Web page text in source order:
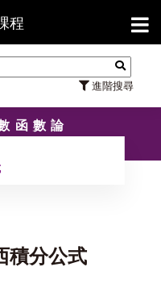
程
進階搜尋
【
函數論
積分公式